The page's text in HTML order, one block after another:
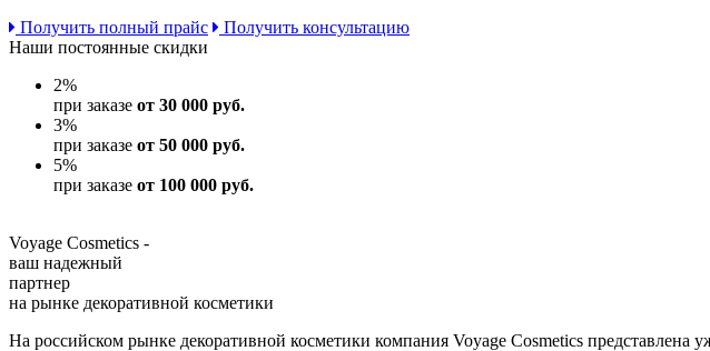
Получить полный прайс
Получить консультацию
Наши постоянные скидки
2%
при заказе от 30 000 руб.
3%
при заказе от 50 000 руб.
5%
при заказе от 100 000 руб.
Voyage Cosmetics -
ваш надежный
партнер
на рынке декоративной косметики
На российском рынке декоративной косметики компания Voyage Cosmetics представлена